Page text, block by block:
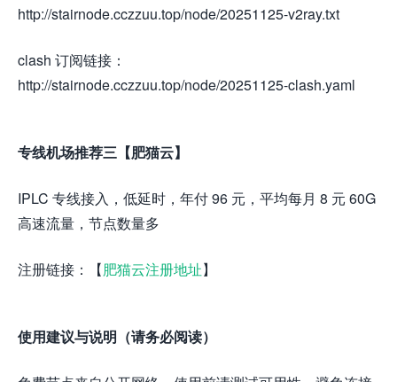
http://stairnode.cczzuu.top/node/20251125-v2ray.txt
clash 订阅链接：
http://stairnode.cczzuu.top/node/20251125-clash.yaml
专线机场推荐三【肥猫云】
IPLC 专线接入，低延时，年付 96 元，平均每月 8 元 60G
高速流量，节点数量多
注册链接：【肥猫云注册地址】
使用建议与说明（请务必阅读）